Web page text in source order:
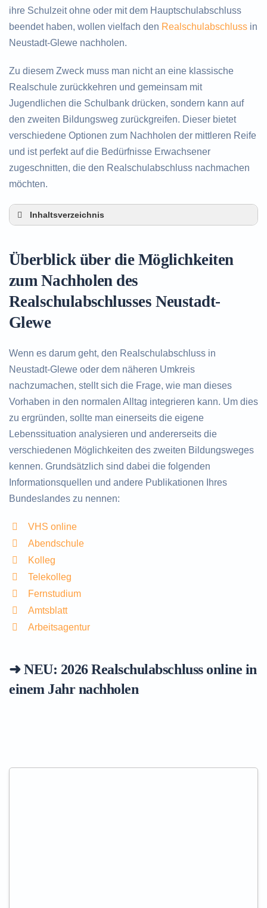
ihre Schulzeit ohne oder mit dem Hauptschulabschluss
beendet haben, wollen vielfach den Realschulabschluss in
Neustadt-Glewe nachholen.
Zu diesem Zweck muss man nicht an eine klassische
Realschule zurückkehren und gemeinsam mit
Jugendlichen die Schulbank drücken, sondern kann auf
den zweiten Bildungsweg zurückgreifen. Dieser bietet
verschiedene Optionen zum Nachholen der mittleren Reife
und ist perfekt auf die Bedürfnisse Erwachsener
zugeschnitten, die den Realschulabschluss nachmachen
möchten.
Inhaltsverzeichnis
Alternativen zum nachträglichen Erwerb des
Realschulabschlusses in Neustadt-Glewe
Nachholen des Realschulabschlusses
Überblick über die Möglichkeiten
zum Nachholen des
Realschulabschlusses Neustadt-
Glewe
Wenn es darum geht, den Realschulabschluss in
Neustadt-Glewe oder dem näheren Umkreis
nachzumachen, stellt sich die Frage, wie man dieses
Vorhaben in den normalen Alltag integrieren kann. Um dies
zu ergründen, sollte man einerseits die eigene
Lebenssituation analysieren und andererseits die
verschiedenen Möglichkeiten des zweiten Bildungsweges
kennen. Grundsätzlich sind dabei die folgenden
Informationsquellen und andere Publikationen Ihres
Bundeslandes zu nennen:
VHS online
Abendschule
Kolleg
Telekolleg
Fernstudium
Amtsblatt
Arbeitsagentur
➜ NEU: 2026Realschulabschluss online in
einem Jahr nachholen